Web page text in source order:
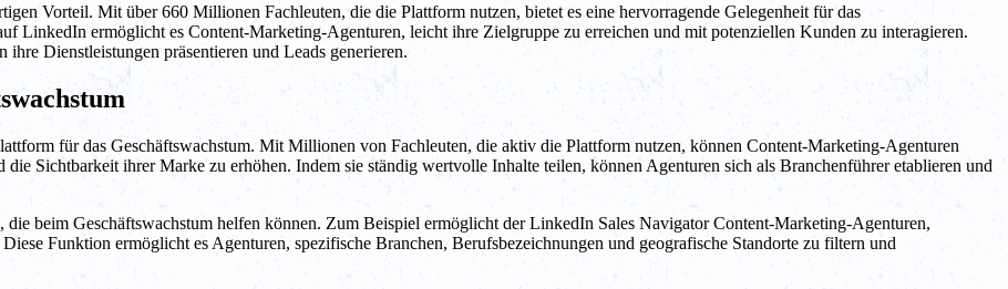
Vorteil. Mit über 660 Millionen Fachleuten, die die Plattform nutzen, bietet es eine hervorragende Gelegenheit für das
LinkedIn ermöglicht es Content-Marketing-Agenturen, leicht ihre Zielgruppe zu erreichen und mit potenziellen Kunden zu interagieren.
Dienstleistungen präsentieren und Leads generieren.
für das Geschäftswachstum. Mit Millionen von Fachleuten, die aktiv die Plattform nutzen, können Content-Marketing-Agenturen
Sichtbarkeit ihrer Marke zu erhöhen. Indem sie ständig wertvolle Inhalte teilen, können Agenturen sich als Branchenführer etablieren und
beim Geschäftswachstum helfen können. Zum Beispiel ermöglicht der LinkedIn Sales Navigator Content-Marketing-Agenturen,
Funktion ermöglicht es Agenturen, spezifische Branchen, Berufsbezeichnungen und geografische Standorte zu filtern und